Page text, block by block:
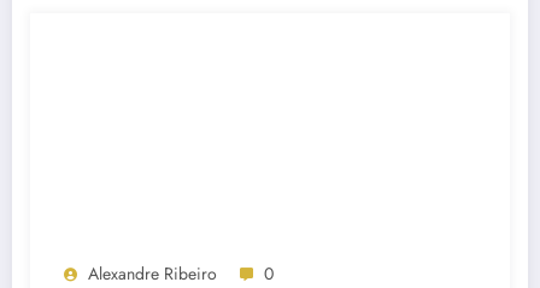
Alexandre Ribeiro 0